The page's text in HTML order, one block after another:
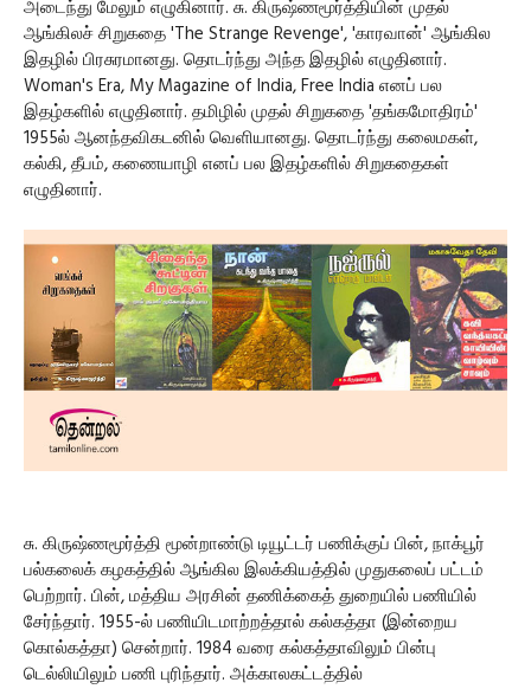
அடைந்து மேலும் எழுகினார். சு. கிருஷ்ணமூர்த்தியின் முதல்
ஆங்கிலச் சிறுகதை 'The Strange Revenge', 'காரவான்' ஆங்கில
இதழில் பிரசுரமானது. தொடர்ந்து அந்த இதழில் எழுதினார்.
Woman's Era, My Magazine of India, Free India எனப் பல
இதழ்களில் எழுதினார். தமிழில் முதல் சிறுகதை 'தங்கமோதிரம்'
1955ல் ஆனந்தவிகடனில் வெளியானது. தொடர்ந்து கலைமகள்,
கல்கி, தீபம், கணையாழி எனப் பல இதழ்களில் சிறுகதைகள்
எழுதினார்.
சு. கிருஷ்ணமூர்த்தி மூன்றாண்டு டியூட்டர் பணிக்குப் பின், நாக்பூர்
பல்கலைக் கழகத்தில் ஆங்கில இலக்கியத்தில் முதுகலைப் பட்டம்
பெற்றார். பின், மத்திய அரசின் தணிக்கைத் துறையில் பணியில்
சேர்ந்தார். 1955-ல் பணியிடமாற்றத்தால் கல்கத்தா (இன்றைய
கொல்கத்தா) சென்றார். 1984 வரை கல்கத்தாவிலும் பின்பு
டெல்லியிலும் பணி புரிந்தார். அக்காலகட்டத்தில்